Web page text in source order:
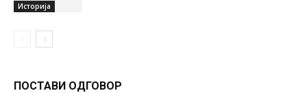
Историја
ПОСТАВИ ОДГОВОР